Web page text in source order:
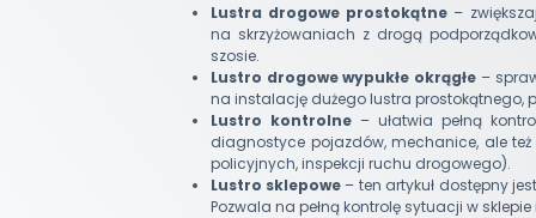
Lustra drogowe prostokątne –
na skrzyżowaniach z drogą
szosie.
Lustro drogowe wypukłe okrągłe –
na instalację dużego lustra prostokątnego,
Lustro kontrolne – ułatwia pełną
diagnostyce pojazdów, mechanice, ale
policyjnych, inspekcji ruchu drogowego).
Lustro sklepowe – ten artykuł dostępny
Pozwala na pełną kontrolę sytuacji w